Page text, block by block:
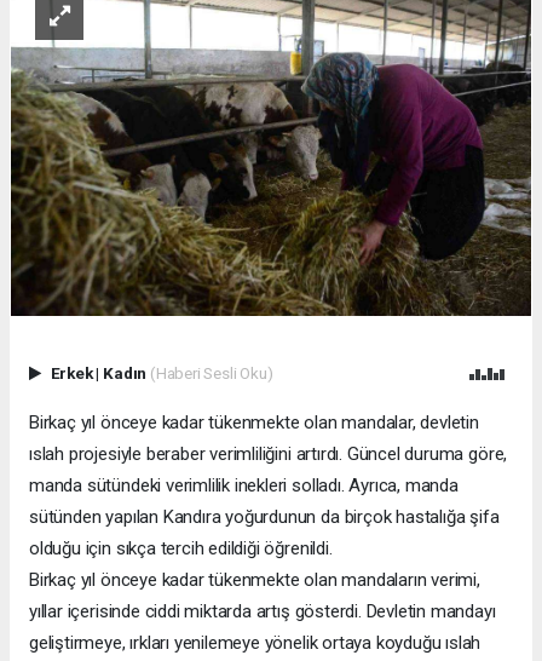
Erkek| Kadın (Haberi Sesli Oku)
Birkaç yıl önceye kadar tükenmekte olan mandalar, devletin
ıslah projesiyle beraber verimliliğini artırdı. Güncel duruma göre,
manda sütündeki verimlilik inekleri solladı. Ayrıca, manda
sütünden yapılan Kandıra yoğurdunun da birçok hastalığa şifa
olduğu için sıkça tercih edildiği öğrenildi.
Birkaç yıl önceye kadar tükenmekte olan mandaların verimi,
yıllar içerisinde ciddi miktarda artış gösterdi. Devletin mandayı
geliştirmeye, ırkları yenilemeye yönelik ortaya koyduğu ıslah